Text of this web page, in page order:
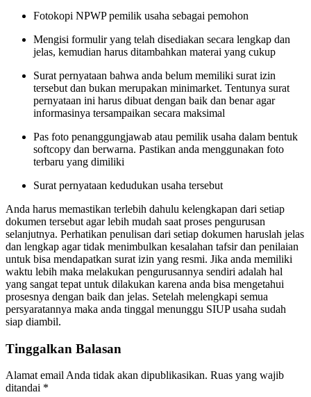
Fotokopi NPWP pemilik usaha sebagai pemohon
Mengisi formulir yang telah disediakan secara lengkap dan
jelas, kemudian harus ditambahkan materai yang cukup
Surat pernyataan bahwa anda belum memiliki surat izin
tersebut dan bukan merupakan minimarket. Tentunya surat
pernyataan ini harus dibuat dengan baik dan benar agar
informasinya tersampaikan secara maksimal
Pas foto penanggungjawab atau pemilik usaha dalam bentuk
softcopy dan berwarna. Pastikan anda menggunakan foto
terbaru yang dimiliki
Surat pernyataan kedudukan usaha tersebut
Anda harus memastikan terlebih dahulu kelengkapan dari setiap
dokumen tersebut agar lebih mudah saat proses pengurusan
selanjutnya. Perhatikan penulisan dari setiap dokumen haruslah jelas
dan lengkap agar tidak menimbulkan kesalahan tafsir dan penilaian
untuk bisa mendapatkan surat izin yang resmi. Jika anda memiliki
waktu lebih maka melakukan pengurusannya sendiri adalah hal
yang sangat tepat untuk dilakukan karena anda bisa mengetahui
prosesnya dengan baik dan jelas. Setelah melengkapi semua
persyaratannya maka anda tinggal menunggu SIUP usaha sudah
siap diambil.
Tinggalkan Balasan
Alamat email Anda tidak akan dipublikasikan. Ruas yang wajib
ditandai *